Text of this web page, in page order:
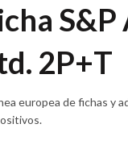
2P+T
europea de fichas y